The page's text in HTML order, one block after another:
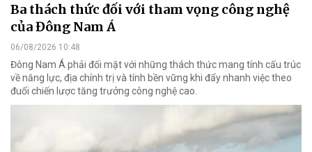
Ba thách thức đối với tham vọng công nghệ
của Đông Nam Á
06/08/2026 10:48
Đông Nam Á phải đối mặt với những thách thức mang tính cấu trúc
về năng lực, địa chính trị và tính bền vững khi đẩy nhanh việc theo
đuổi chiến lược tăng trưởng công nghệ cao.